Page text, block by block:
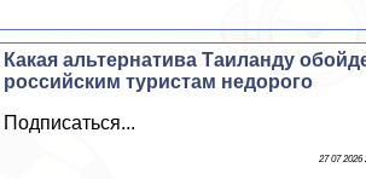
Какая альтернатива Таиланду
российским туристам недорого
Подписаться...
27 07 2026